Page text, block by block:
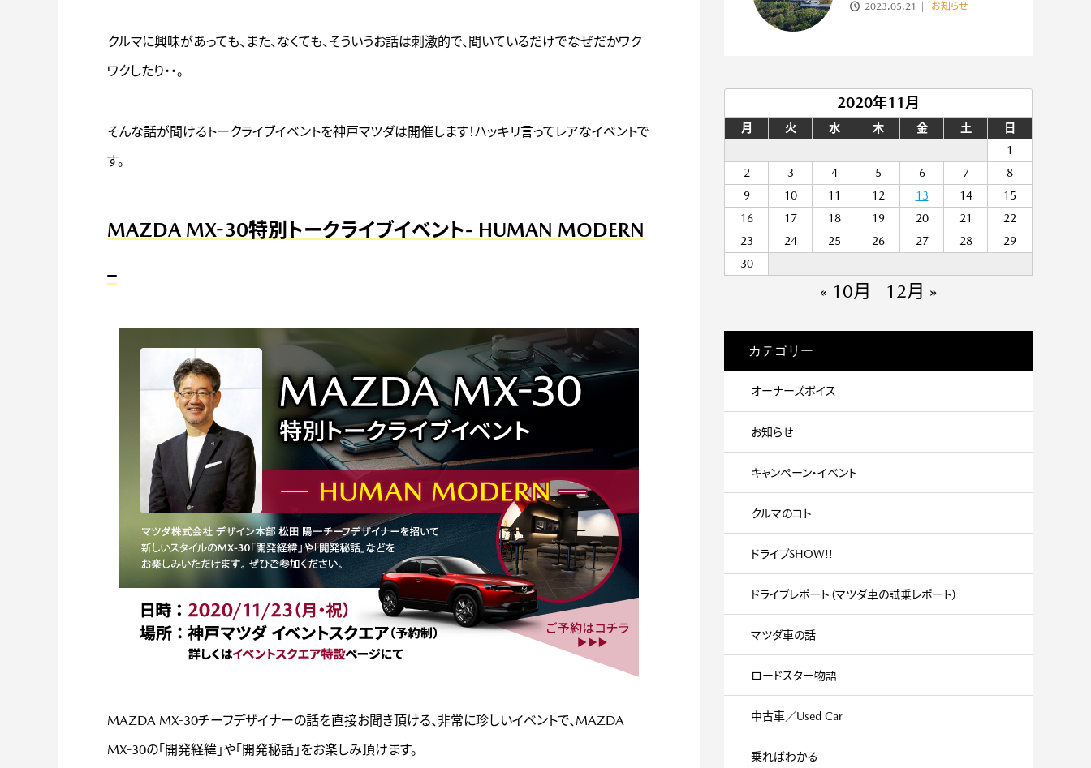
クルマに興味があっても、また、なくても、そういうお話は刺激的で、聞いているだけでなぜだかワク
ワクしたり・・。
そんな話が聞けるトークライブイベントを神戸マツダは開催します！ハッキリ言ってレアなイベントで
す。
MAZDA MX-30特別トークライブイベント- HUMAN MODERN
–
MAZDA MX-30チーフデザイナーの話を直接お聞き頂ける、非常に珍しいイベントで、MAZDA
MX-30の「開発経緯」や「開発秘話」をお楽しみ頂けます。
2023.05.21 お知らせ
2020年11月
月 火 水 木 金 土
日
1
2
3 4 5 6 7
8
9
10 11 12 13 14
15
16
17 18 19 20 21
22
23
24 25 26 27 28
29
30
« 10月 12月 »
カテゴリー
オーナーズボイス
お知らせ
キャンペーン・イベント
クルマのコト
ドライブSHOW!!
ドライブレポート（マツダ車の試乗レポート）
マツダ車の話
ロードスター物語
中古車／Used Car
乗ればわかる